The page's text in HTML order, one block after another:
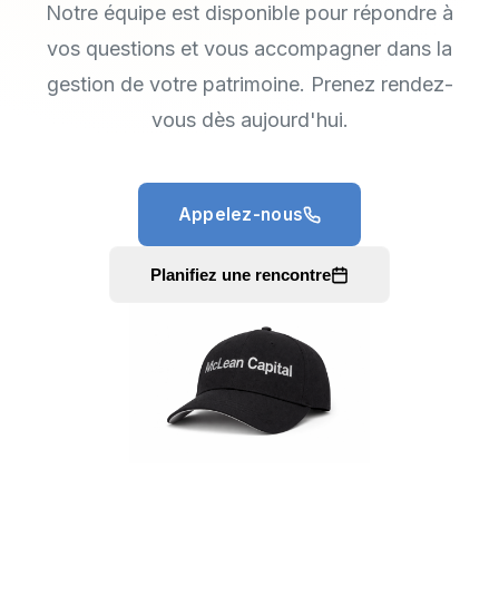
Notre équipe est disponible pour répondre à
vos questions et vous accompagner dans la
gestion de votre patrimoine. Prenez rendez-
vous dès aujourd'hui.
Appelez-nous
Planifiez une rencontre